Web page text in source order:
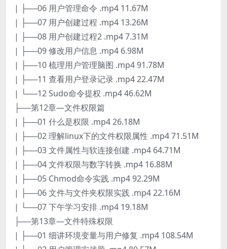
| ├──06 用户管理命令 .mp4 11.67M
| ├──07 用户创建过程 .mp4 13.26M
| ├──08 用户创建过程2 .mp4 7.31M
| ├──09 修改用户信息 .mp4 6.98M
| ├──10 梳理用户管理脑图 .mp4 91.78M
| ├──11 查看用户登录记录 .mp4 22.47M
| └──12 Sudo命令提权 .mp4 46.62M
├──第12章—文件权限篇
| ├──01 什么是权限 .mp4 26.18M
| ├──02 理解linux下的文件权限属性 .mp4 71.51M
| ├──03 文件属性与软连接创建 .mp4 64.71M
| ├──04 文件权限与数字转换 .mp4 16.88M
| ├──05 Chmod命令实践 .mp4 92.29M
| ├──06 文件与文件夹权限实践 .mp4 22.16M
| └──07 下午学习安排 .mp4 19.18M
├──第13章—文件特殊权限
| ├──01 细讲环境变量与用户修复 .mp4 108.54M